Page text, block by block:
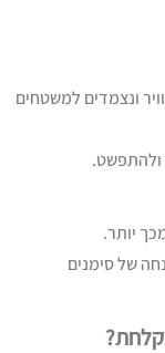
ונצמדים למשטחים
ולהתפשט.
יותר.
של סימנים